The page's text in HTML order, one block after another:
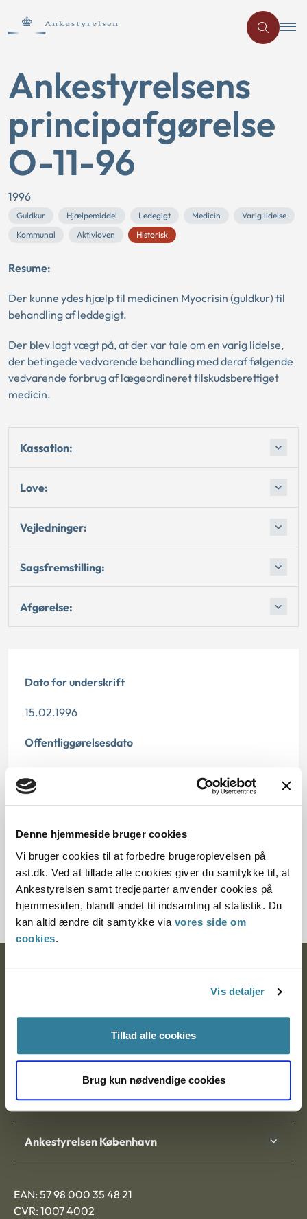
Denne hjemmeside bruger cookies
Vi bruger cookies til at forbedre brugeroplevelsen på
ast.dk. Ved at tillade alle cookies giver du samtykke til, at
Ankestyrelsen samt tredjeparter anvender cookies på
hjemmesiden, blandt andet til indsamling af statistik. Du
kan altid ændre dit samtykke via vores side om
cookies.
Vis detaljer
Tillad alle cookies
Brug kun nødvendige cookies
Ankestyrelsens
principafgørelse
O-11-96
1996
Guldkur Hjælpemiddel Ledegigt Medicin
Varig lidelse
Kommunal
Aktivloven Historisk
Resume:
Der kunne ydes hjælp til medicinen Myocrisin (guldkur) til
behandling af leddegigt.
Der blev lagt vægt på, at der var tale om en varig lidelse,
der betingede vedvarende behandling med deraf følgende
vedvarende forbrug af lægeordineret tilskudsberettiget
medicin.
Kassation:
Love:
Vejledninger:
Sagsfremstilling:
Afgørelse:
Dato for underskrift
15.02.1996
Offentliggørelsesdato
Paragraf
§ 58
Journalnummer
20895-93
Ankestyrelsen
Ankestyrelsen Aalborg
Ankestyrelsen København
EAN: 57 98 000 35 48 21
CVR: 1007 4002